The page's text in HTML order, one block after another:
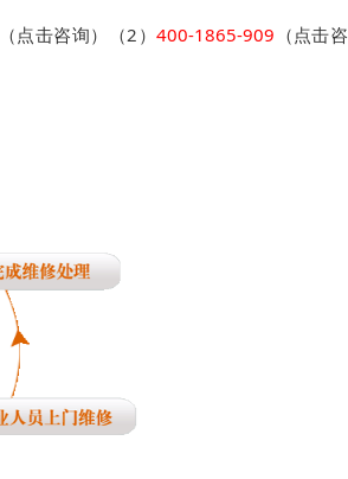
（点击咨询）（2）400-1865-909 （点击咨